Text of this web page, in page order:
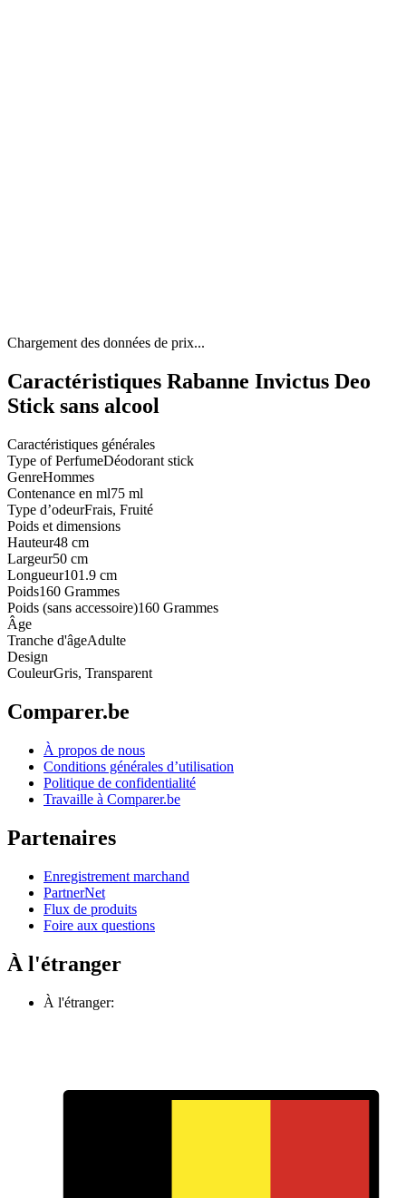
Chargement des données de prix...
Caractéristiques Rabanne Invictus Deo
Stick sans alcool
Caractéristiques générales
Type of PerfumeDéodorant stick
GenreHommes
Contenance en ml75 ml
Type d’odeurFrais, Fruité
Poids et dimensions
Hauteur48 cm
Largeur50 cm
Longueur101.9 cm
Poids160 Grammes
Poids (sans accessoire)160 Grammes
Âge
Tranche d'âgeAdulte
Design
CouleurGris, Transparent
Comparer.be
À propos de nous
Conditions générales d’utilisation
Politique de confidentialité
Travaille à Comparer.be
Partenaires
Enregistrement marchand
PartnerNet
Flux de produits
Foire aux questions
À l'étranger
À l'étranger: